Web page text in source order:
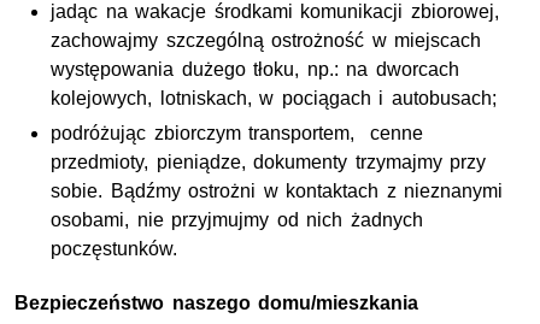
jadąc na wakacje środkami komunikacji zbiorowej,
zachowajmy szczególną ostrożność w miejscach
występowania dużego tłoku, np.: na dworcach
kolejowych, lotniskach, w pociągach i autobusach;
podróżując zbiorczym transportem, cenne
przedmioty, pieniądze, dokumenty trzymajmy przy
sobie. Bądźmy ostrożni w kontaktach z nieznanymi
osobami, nie przyjmujmy od nich żadnych
poczęstunków.
Bezpieczeństwo naszego domu/mieszkania